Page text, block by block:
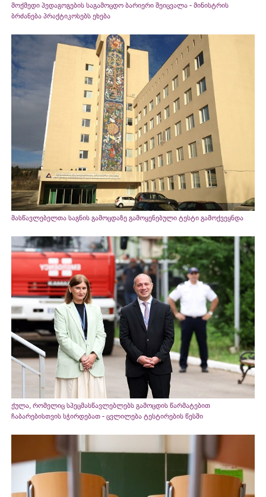
მოქმედი პედაგოგების საგამოცდო ბარიერი შეიცვალა - მინისტრის
ბრძანება პრაქტიკოსებს ეხება
მასწავლებელთა საგნის გამოცდაზე გამოყენებული ტესტი გამოქვეყნდა
ქულა, რომელიც სპეცმასწავლებლებს გამოცდის წარმატებით
ჩაბარებისთვის სჭირდებათ - ცვლილება ტესტირების წესში